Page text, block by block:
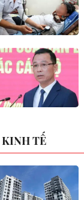
KINH TẾ